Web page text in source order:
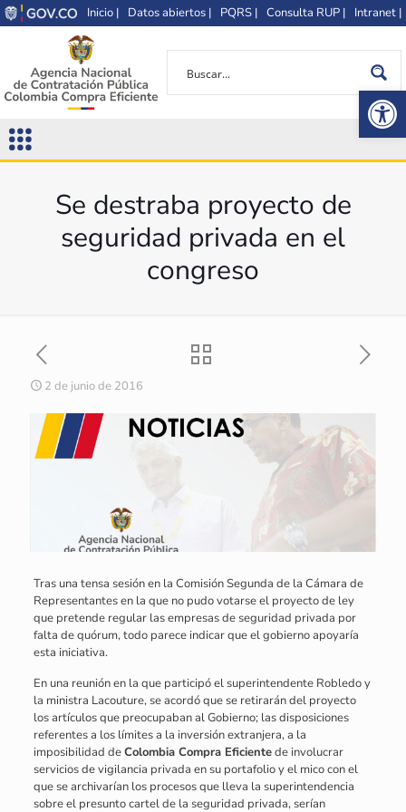
Inicio | Datos abiertos | PQRS | Consulta RUP | Intranet |
Se destraba proyecto de
seguridad privada en el
congreso
2 de junio de 2016
Tras una tensa sesión en la Comisión Segunda de la Cámara de
Representantes en la que no pudo votarse el proyecto de ley
que pretende regular las empresas de seguridad privada por
falta de quórum, todo parece indicar que el gobierno apoyaría
esta iniciativa.
En una reunión en la que participó el superintendente Robledo y
la ministra Lacouture, se acordó que se retirarán del proyecto
los artículos que preocupaban al Gobierno; las disposiciones
referentes a los límites a la inversión extranjera, a la
imposibilidad deColombia Compra Eficientede involucrar
servicios de vigilancia privada en su portafolio y el mico con el
que se archivarían los procesos que lleva la superintendencia
sobre el presunto cartel de la seguridad privada, serían